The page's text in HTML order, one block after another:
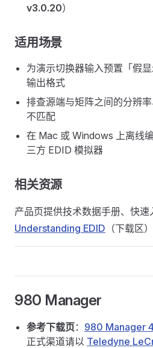
v3.0.20）
适用场景
为演示切换器输入预置「假
输出格式
排查源端与矩阵之间的分辨
不匹配
在 Mac 或 Windows 上离线
三方 EDID 模拟器
相关资源
产品页提供技术数据手册、快
Understanding EDID （下载区）
980 Manager
参考下载页： 980 Manager
正式渠道请以 Teledyne